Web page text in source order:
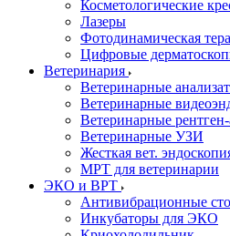
Косметологические
Лазеры
Фотодинамическая
Цифровые
Ветеринария
Ветеринарные
Ветеринарные
Ветеринарные
Ветеринарные УЗИ
Жесткая вет.
МРТ для ветеринарии
ЭКО и ВРТ
Антивибрационные
Инкубаторы для ЭКО